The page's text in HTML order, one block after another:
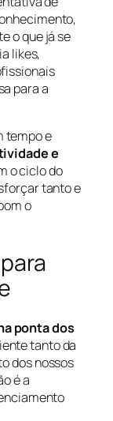
o que já se
likes,
para a
tempo e
e
o ciclo do
tanto e
o
ponta dos
tanto da
dos nossos
é a